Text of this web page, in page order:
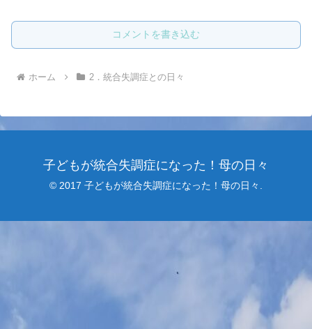
コメントを書き込む
ホーム 2．統合失調症との日々
子どもが統合失調症になった！母の日々
© 2017 子どもが統合失調症になった！母の日々.